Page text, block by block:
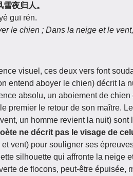
夜归人。
guī rén.
le chien ; Dans la neige et le
visuel, ces deux vers font
entend aboyer le chien) décrit la
absolu, un aboiement de
premier le retour de son maître.
un homme revient la nuit) sont
ne décrit pas le visage de
et vent) pour souligner ses
silhouette qui affronte la neige
de flocons, peut-être épuisée,